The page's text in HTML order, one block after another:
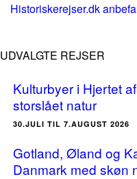
Historiskerejser.dk
UDVALGTE REJSER
Kulturbyer i Hjertet
storslået natur
30.JULI TIL 7.AUGUST 2026
Gotland, Øland og
Danmark med skøn